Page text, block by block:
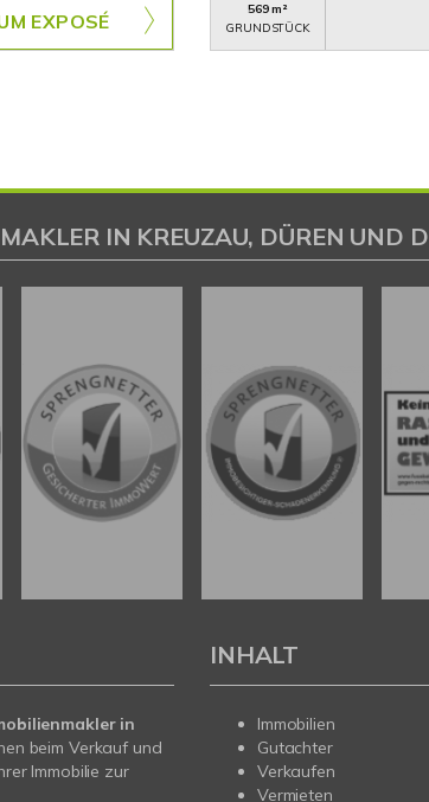
EXPOSÉ
569 m²
GRUNDSTÜCK
IN KREUZAU, DÜREN UND
in
beim Verkauf und
Immobilie zur
INHALT
Immobilien
Gutachter
Verkaufen
Vermieten